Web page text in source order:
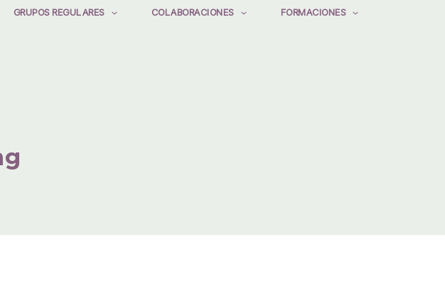
GRUPOS REGULARES COLABORACIONES
FORMACIONES